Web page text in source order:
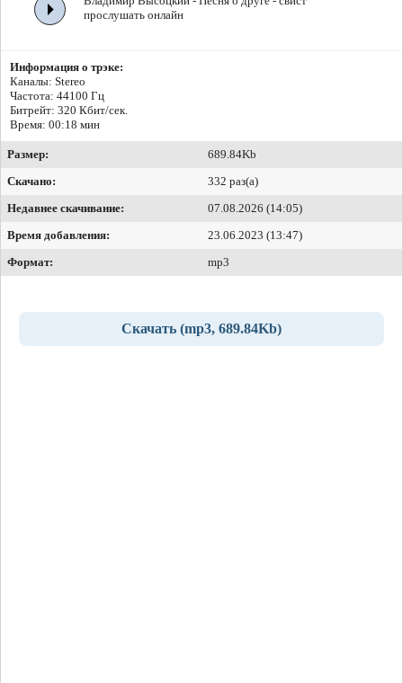
прослушать онлайн
Информация о трэке:
Каналы: Stereo
Частота: 44100 Гц
Битрейт: 320 Кбит/сек.
Время: 00:18 мин
Размер:
689.84Kb
Скачано:
332 раз(а)
Недавнее скачивание:
07.08.2026 (14:05)
Время добавления:
23.06.2023 (13:47)
Формат:
mp3
Скачать (mp3, 689.84Kb)